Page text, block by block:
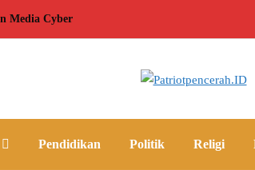
Media Cyber
Pendidikan Politik Religi